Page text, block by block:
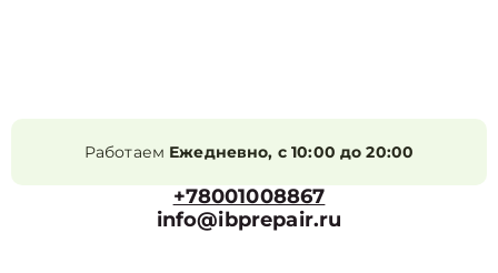
Работаем Ежедневно, с 10:00 до 20:00
+78001008867
info@ibprepair.ru